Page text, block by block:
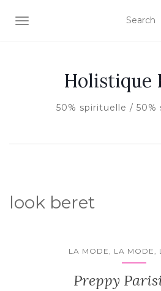
AFFICHER/MASQUER LA
Holistique
50% spirituelle / 50%
look beret
LA MODE, LA MODE,
Preppy